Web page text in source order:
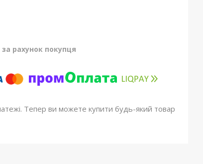
за рахунок покупця
Тепер ви можете купити будь-який товар